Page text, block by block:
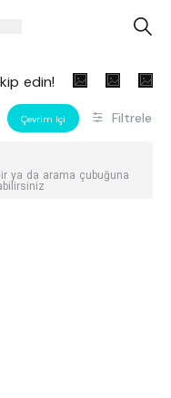
A
edin!
Çevrim Içi Filtrele
ya da arama çubuğuna